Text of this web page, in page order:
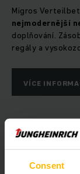
Consent
Migros
nejmodernější
doplňování.
regály a
VÍCE